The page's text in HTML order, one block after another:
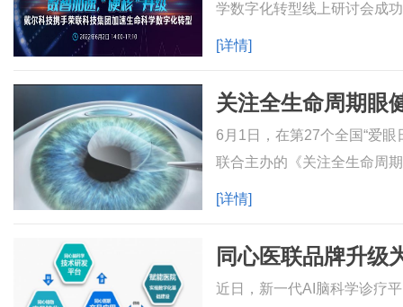
学数字化转型线上研讨会成
享，与业界合作伙伴、专家
[详情]
关注全生命周期眼
6月1日，在第27个全国“爱
联合主办的《关注全生命周
来自政府、协会、行业、企
[详情]
近日，新一代AI脑科学诊疗